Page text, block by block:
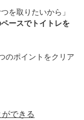
を取りたいから」
ースでトイトレを
のポイントをクリア
できる